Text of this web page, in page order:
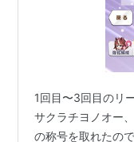
1回目〜3回目のリ
サクラチヨノオー
の称号を取れたの